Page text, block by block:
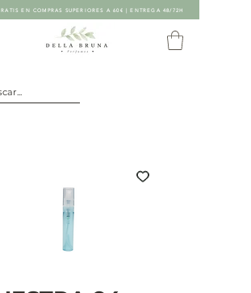
EN COMPRAS SUPERIORES A 60€ | ENTREGA 48/72H